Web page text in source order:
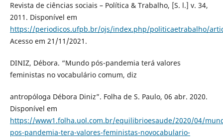
Revista de ciências sociais – Política & Trabalho, [S. l.] v. 34,
2011. Disponível em
https://periodicos.ufpb.br/ojs/index.php/politicaetrabalho/
Acesso em 21/11/2021.
DINIZ, Débora. “Mundo pós-pandemia terá valores
feministas no vocabulário comum, diz
antropóloga Débora Diniz”. Folha de S. Paulo, 06 abr. 2020.
Disponível em
https://www1.folha.uol.com.br/equilibrioesaude/2020/04/
pos-pandemia-tera-valores-feministas-novocabulario-